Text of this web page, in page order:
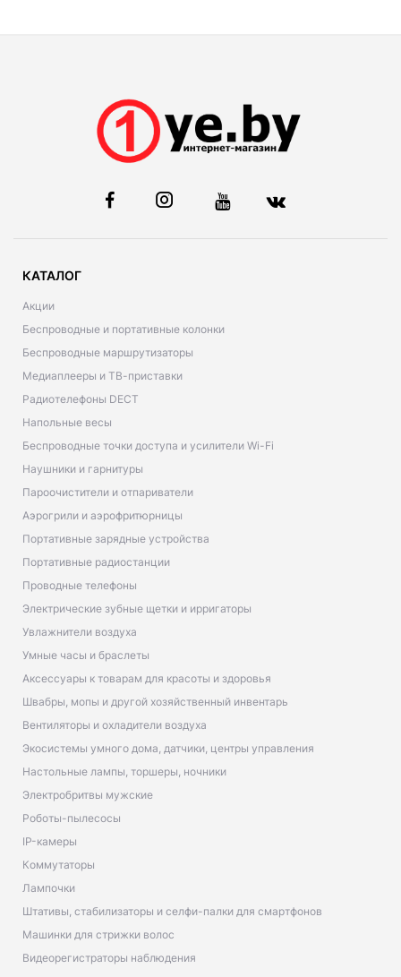
КАТАЛОГ
Акции
Беспроводные и портативные колонки
Беспроводные маршрутизаторы
Медиаплееры и ТВ-приставки
Радиотелефоны DECT
Напольные весы
Беспроводные точки доступа и усилители Wi-Fi
Наушники и гарнитуры
Пароочистители и отпариватели
Аэрогрили и аэрофритюрницы
Портативные зарядные устройства
Портативные радиостанции
Проводные телефоны
Электрические зубные щетки и ирригаторы
Увлажнители воздуха
Умные часы и браслеты
Аксессуары к товарам для красоты и здоровья
Швабры, мопы и другой хозяйственный инвентарь
Вентиляторы и охладители воздуха
Экосистемы умного дома, датчики, центры управления
Настольные лампы, торшеры, ночники
Электробритвы мужские
Роботы-пылесосы
IP-камеры
Коммутаторы
Лампочки
Штативы, стабилизаторы и селфи-палки для смартфонов
Машинки для стрижки волос
Видеорегистраторы наблюдения